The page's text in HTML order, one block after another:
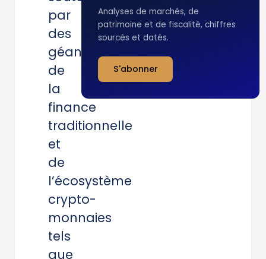
par
des
géants
de
la
finance
traditionnelle
et
de
l’écosystème
crypto-
monnaies
tels
que
Analyses de marchés, de
patrimoine et de fiscalité, chiffres
sourcés et datés.
S'abonner